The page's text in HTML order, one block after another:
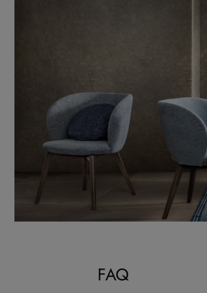
FAQ